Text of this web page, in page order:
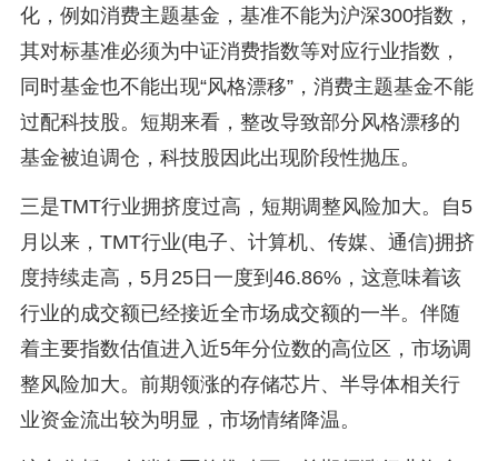
化，例如消费主题基金，基准不能为沪深300指数，
其对标基准必须为中证消费指数等对应行业指数，
同时基金也不能出现“风格漂移”，消费主题基金不能
过配科技股。短期来看，整改导致部分风格漂移的
基金被迫调仓，科技股因此出现阶段性抛压。
三是TMT行业拥挤度过高，短期调整风险加大。自5
月以来，TMT行业(电子、计算机、传媒、通信)拥挤
度持续走高，5月25日一度到46.86%，这意味着该
行业的成交额已经接近全市场成交额的一半。伴随
着主要指数估值进入近5年分位数的高位区，市场调
整风险加大。前期领涨的存储芯片、半导体相关行
业资金流出较为明显，市场情绪降温。